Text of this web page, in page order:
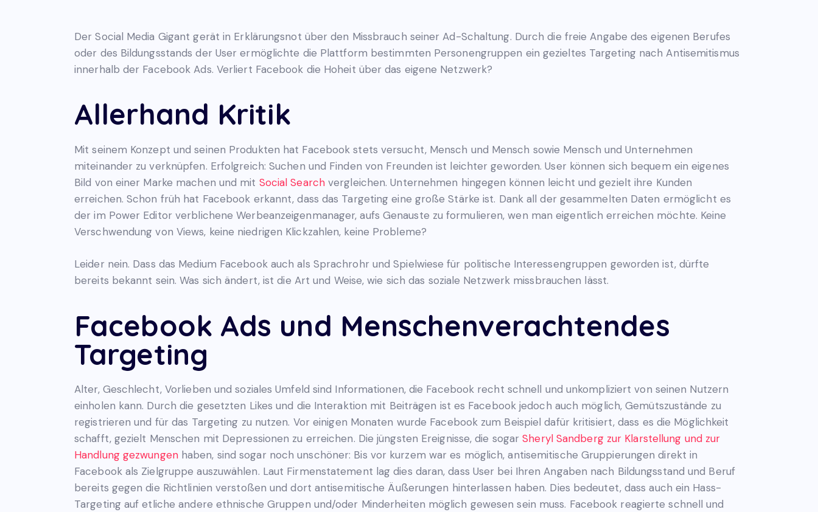
Der Social Media Gigant gerät in Erklärungsnot über den Missbrauch seiner Ad-Schaltung. Durch die freie Angabe des eigenen Berufes
oder des Bildungsstands der User ermöglichte die Plattform bestimmten Personengruppen ein gezieltes Targeting nach Antisemitismus
innerhalb der Facebook Ads. Verliert Facebook die Hoheit über das eigene Netzwerk?
Allerhand Kritik
Mit seinem Konzept und seinen Produkten hat Facebook stets versucht, Mensch und Mensch sowie Mensch und Unternehmen
miteinander zu verknüpfen. Erfolgreich: Suchen und Finden von Freunden ist leichter geworden. User können sich bequem ein eigenes
Bild von einer Marke machen und mit Social Searchvergleichen. Unternehmen hingegen können leicht und gezielt ihre Kunden
erreichen. Schon früh hat Facebook erkannt, dass das Targeting eine große Stärke ist. Dank all der gesammelten Daten ermöglicht es
der im Power Editor verblichene Werbeanzeigenmanager, aufs Genauste zu formulieren, wen man eigentlich erreichen möchte. Keine
Verschwendung von Views, keine niedrigen Klickzahlen, keine Probleme?
Leider nein. Dass das Medium Facebook auch als Sprachrohr und Spielwiese für politische Interessengruppen geworden ist, dürfte
bereits bekannt sein. Was sich ändert, ist die Art und Weise, wie sich das soziale Netzwerk missbrauchen lässt.
Facebook Ads und Menschenverachtendes
Targeting
Alter, Geschlecht, Vorlieben und soziales Umfeld sind Informationen, die Facebook recht schnell und unkompliziert von seinen Nutzern
einholen kann. Durch die gesetzten Likes und die Interaktion mit Beiträgen ist es Facebook jedoch auch möglich, Gemütszustände zu
registrieren und für das Targeting zu nutzen. Vor einigen Monaten wurde Facebook zum Beispiel dafür kritisiert, dass es die Möglichkeit
schafft, gezielt Menschen mit Depressionen zu erreichen. Die jüngsten Ereignisse, die sogarSheryl Sandberg zur Klarstellung und zur
Handlung gezwungenhaben, sind sogar noch unschöner: Bis vor kurzem war es möglich, antisemitische Gruppierungen direkt in
Facebook als Zielgruppe auszuwählen. Laut Firmenstatement lag dies daran, dass User bei Ihren Angaben nach Bildungsstand und Beruf
bereits gegen die Richtlinien verstoßen und dort antisemitische Äußerungen hinterlassen haben. Dies bedeutet, dass auch ein Hass-
Targeting auf etliche andere ethnische Gruppen und/oder Minderheiten möglich gewesen sein muss. Facebook reagierte schnell und